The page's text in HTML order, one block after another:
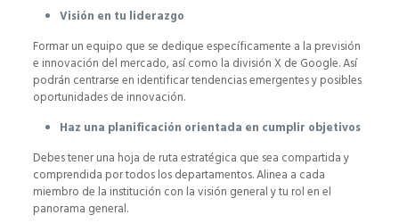
Visión en tu liderazgo
Formar un equipo que se dedique específicamente a la previsión
e innovación del mercado, así como la división X de Google. Así
podrán centrarse en identificar tendencias emergentes y posibles
oportunidades de innovación.
Haz una planificación orientada en cumplir objetivos
Debes tener una hoja de ruta estratégica que sea compartida y
comprendida por todos los departamentos. Alinea a cada
miembro de la institución con la visión general y tu rol en el
panorama general.